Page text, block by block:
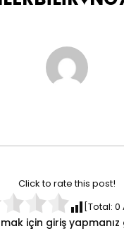
Click to rate this post!
[Total: 0
için giriş yapmanız